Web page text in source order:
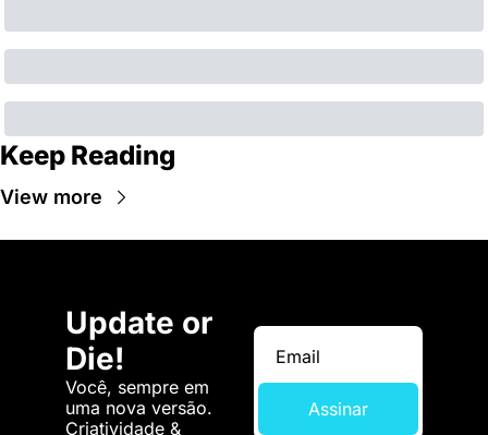
Keep Reading
View more
Update or
Die!
Você, sempre em
uma nova versão.
Criatividade &
Assinar